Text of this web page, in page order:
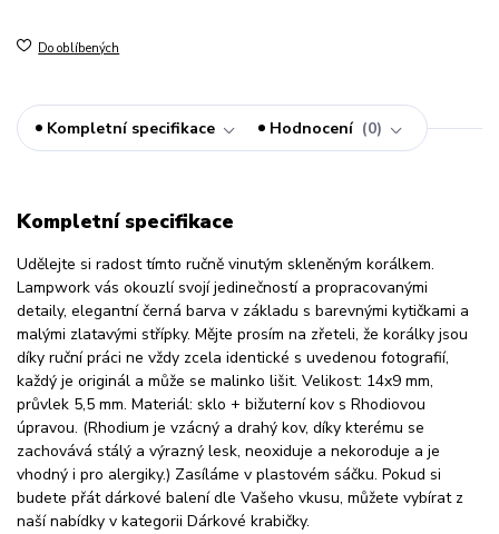
Do oblíbených
Kompletní specifikace Hodnocení 0
Kompletní specifikace
Udělejte si radost tímto ručně vinutým skleněným korálkem.
Lampwork vás okouzlí svojí jedinečností a propracovanými
detaily, elegantní černá barva v základu s barevnými kytičkami a
malými zlatavými střípky. Mějte prosím na zřeteli, že korálky jsou
díky ruční práci ne vždy zcela identické s uvedenou fotografií,
každý je originál a může se malinko lišit. Velikost: 14x9 mm,
průvlek 5,5 mm. Materiál: sklo + bižuterní kov s Rhodiovou
úpravou. (Rhodium je vzácný a drahý kov, díky kterému se
zachovává stálý a výrazný lesk, neoxiduje a nekoroduje a je
vhodný i pro alergiky.) Zasíláme v plastovém sáčku. Pokud si
budete přát dárkové balení dle Vašeho vkusu, můžete vybírat z
naší nabídky v kategorii Dárkové krabičky.